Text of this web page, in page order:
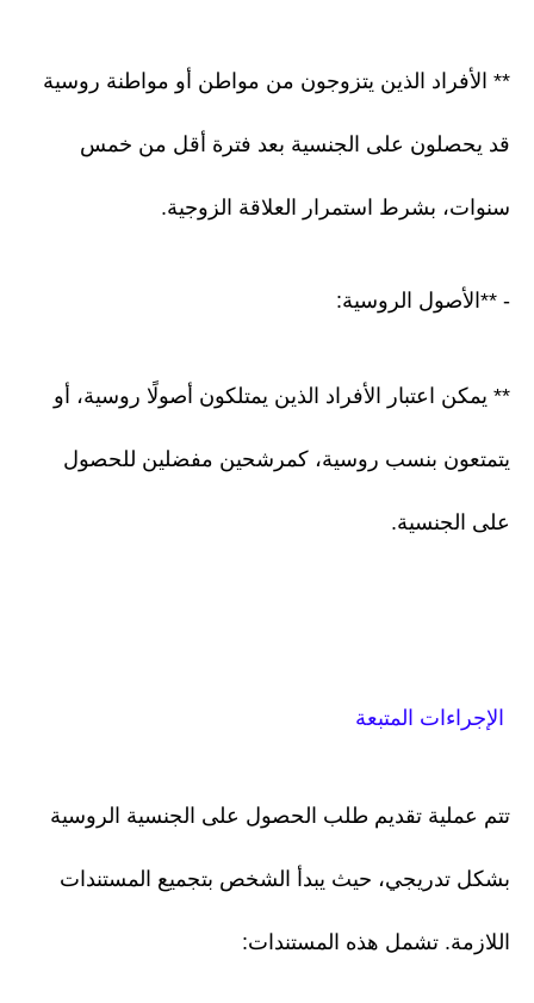
** الأفراد الذين يتزوجون من مواطن أو مواطنة روسية
قد يحصلون على الجنسية بعد فترة أقل من خمس
سنوات، بشرط استمرار العلاقة الزوجية.
- **الأصول الروسية:
** يمكن اعتبار الأفراد الذين يمتلكون أصولًا روسية، أو
يتمتعون بنسب روسية، كمرشحين مفضلين للحصول
على الجنسية.
الإجراءات المتبعة
تتم عملية تقديم طلب الحصول على الجنسية الروسية
بشكل تدريجي، حيث يبدأ الشخص بتجميع المستندات
اللازمة. تشمل هذه المستندات: